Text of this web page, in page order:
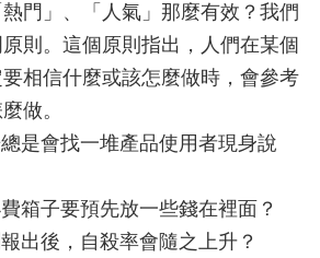
門」、「人氣」那麼有效？我們
則。這個原則指出，人們在某個
相信什麼或該怎麼做時，會參考
做。
是會找一堆產品使用者現身說
箱子要預先放一些錢在裡面？
出後，自殺率會隨之上升？